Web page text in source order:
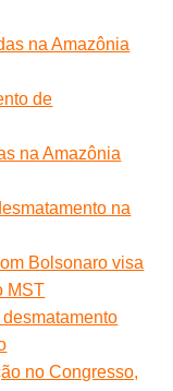
na Amazônia
de
na Amazônia
na
Bolsonaro visa
MST
no Congresso,